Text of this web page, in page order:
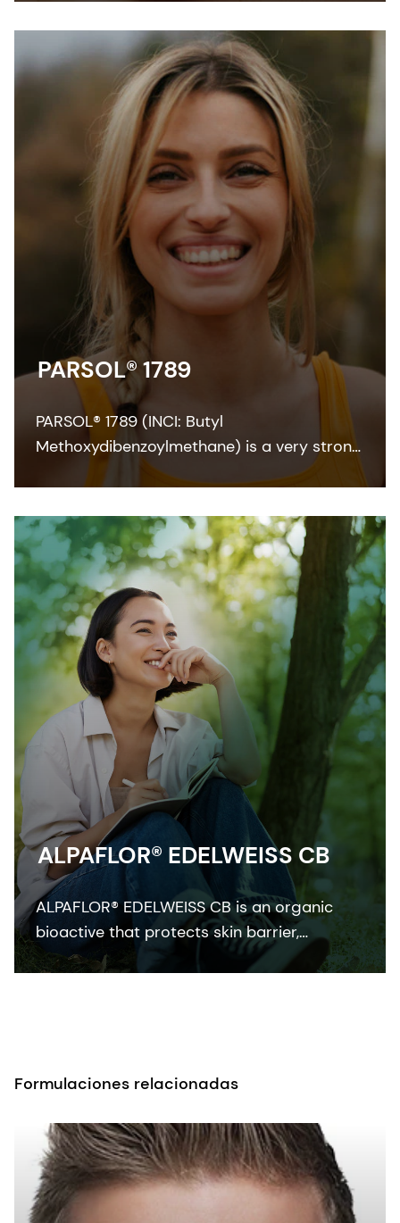
reversible.
PARSOL® 1789
PARSOL® 1789 (INCI: Butyl
Methoxydibenzoylmethane) is a very strong
and efficient UVA absorber for sunscreen
broadband protection when combined with
effective UVB filters and can also
contribute to SPF.
ALPAFLOR® EDELWEISS CB
ALPAFLOR® EDELWEISS CB is an organic
bioactive that protects skin barrier,
enhances skin resistance to external stress
Formulaciones relacionadas